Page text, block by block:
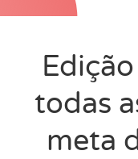
todas
meta